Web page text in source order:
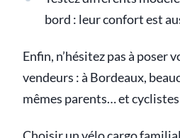
bord : leur confort est
Enfin, n’hésitez pas à poser
vendeurs : à Bordeaux,
mêmes parents… et